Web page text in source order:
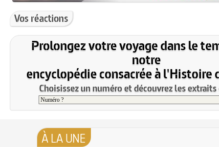
Vos réactions
Prolongez votre voyage dans le
notre
encyclopédie consacrée à l'Histoire
Choisissez un numéro et découvrez les
À LA UNE